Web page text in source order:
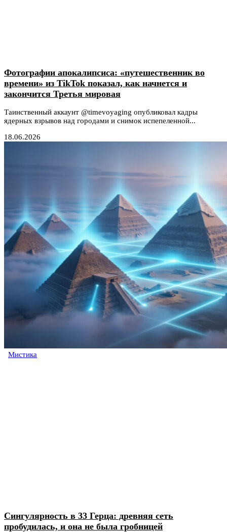
Фотографии апокалипсиса: «путешественник во
времени» из TikTok показал, как начнется и
закончится Третья мировая
Таинственный аккаунт @timevoyaging опубликовал кадры
ядерных взрывов над городами и снимок испепеленной...
18.06.2026
Мистика
Сингулярность в 33 Герца: древняя сеть
пробудилась, и она не была гробницей